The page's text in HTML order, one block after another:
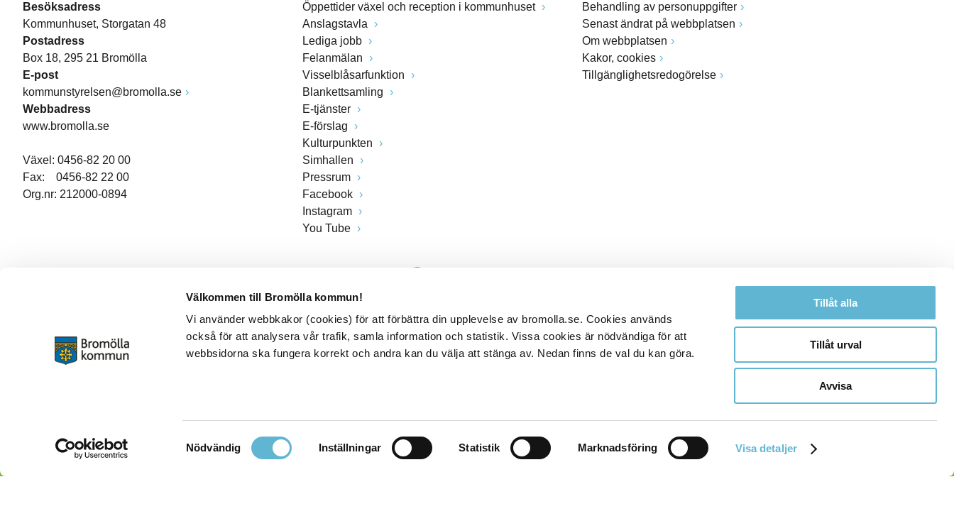
Välkommen till Bromölla kommun!
Vi använder webbkakor (cookies) för att förbättra din upplevelse av bromolla.se. Cookies används
också för att analysera vår trafik, samla information och statistik. Vissa cookies är nödvändiga för att
webbsidorna ska fungera korrekt och andra kan du välja att stänga av. Nedan finns de val du kan göra.
Samtyckesval
Nödvändig Inställningar Statistik Marknadsföring Visa detaljer
Tillåt alla
Tillåt urval
Avvisa
Besöksadress
Kommunhuset, Storgatan 48
Postadress
Box 18, 295 21 Bromölla
E-post
kommunstyrelsen@bromolla.se
Webbadress
www.bromolla.se
Växel: 0456-82 20 00
Fax: 0456-82 22 00
Org.nr: 212000-0894
Öppettider växel och reception i kommunhuset
Anslagstavla
Lediga jobb
Felanmälan
Visselblåsarfunktion
Blankettsamling
E-tjänster
E-förslag
Kulturpunkten
Simhallen
Pressrum
Facebook
Instagram
You Tube
Behandling av personuppgifter
Senast ändrat på webbplatsen
Om webbplatsen
Kakor, cookies
Tillgänglighetsredogörelse